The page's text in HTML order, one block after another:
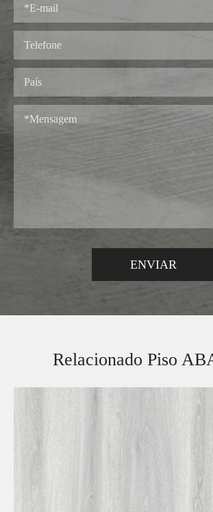
Relacionado Piso